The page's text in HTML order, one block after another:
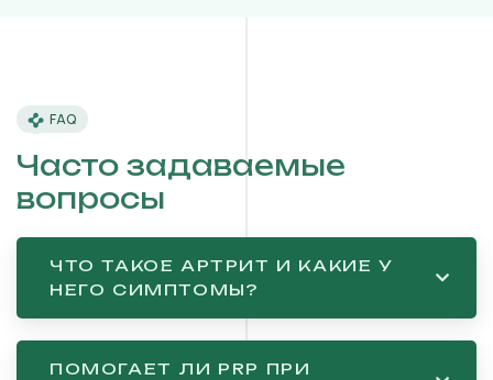
FAQ
Часто задаваемые
вопросы
ЧТО ТАКОЕ АРТРИТ И КАКИЕ У
НЕГО СИМПТОМЫ?
ПОМОГАЕТ ЛИ PRP ПРИ